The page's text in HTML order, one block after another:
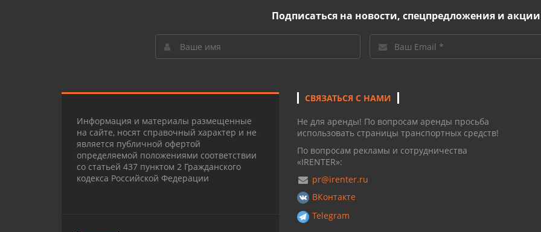
Подписаться на новости, спецпредложения и акции
Информация и материалы размещенные
на сайте, носят справочный характер и не
является публичной офертой
определяемой положениями соответствии
со статьей 437 пунктом 2 Гражданского
кодекса Российской Федерации
СВЯЗАТЬСЯ С НАМИ
Не для аренды! По вопросам аренды просьба
использовать страницы транспортных средств!
По вопросам рекламы и сотрудничества
«IRENTER»:
pr@irenter.ru
ВКонтакте
Telegram